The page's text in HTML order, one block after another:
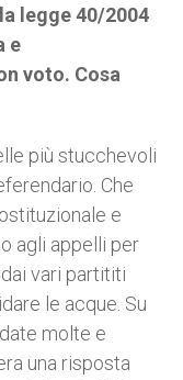
legge 40/2004
e
voto. Cosa
più stucchevoli
Che
e
agli appelli per
vari partititi
le acque. Su
molte e
una risposta